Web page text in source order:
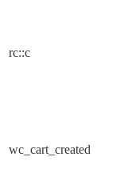
rc::c
wc_cart_created